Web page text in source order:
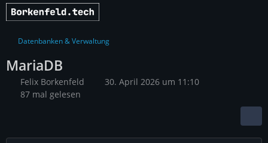
Datenbanken & Verwaltung
MariaDB
Felix Borkenfeld
30. April 2026 um 11:10
87 mal gelesen